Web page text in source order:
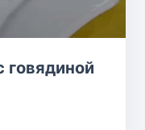
говядиной